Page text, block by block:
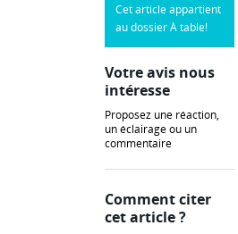
Cet article appartient
au dossier À table!
Votre avis nous
intéresse
Proposez une réaction,
un éclairage ou un
commentaire
Comment citer
cet article ?